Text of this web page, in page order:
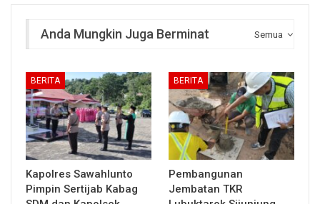
Semua
Anda Mungkin Juga Berminat
BERITA
Kapolres Sawahlunto
Pimpin Sertijab Kabag
BERITA
Pembangunan
Jembatan TKR